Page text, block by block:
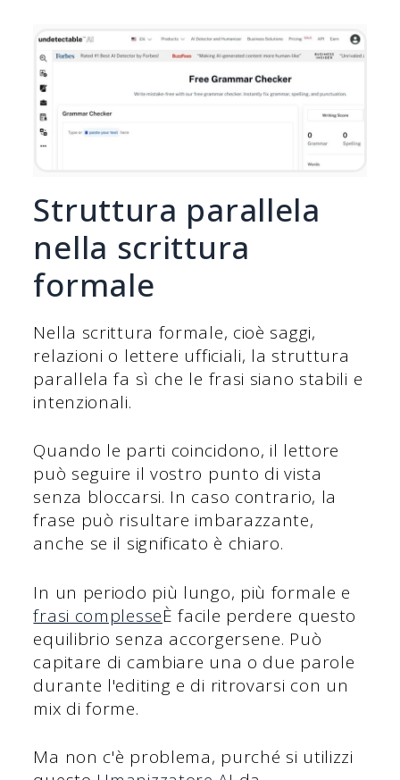
Struttura parallela
nella scrittura
formale
Nella scrittura formale, cioè saggi,
relazioni o lettere ufficiali, la struttura
parallela fa sì che le frasi siano stabili e
intenzionali.
Quando le parti coincidono, il lettore
può seguire il vostro punto di vista
senza bloccarsi. In caso contrario, la
frase può risultare imbarazzante,
anche se il significato è chiaro.
In un periodo più lungo, più formale e
frasi complesseÈ facile perdere questo
equilibrio senza accorgersene. Può
capitare di cambiare una o due parole
durante l'editing e di ritrovarsi con un
mix di forme.
Ma non c'è problema, purché si utilizzi